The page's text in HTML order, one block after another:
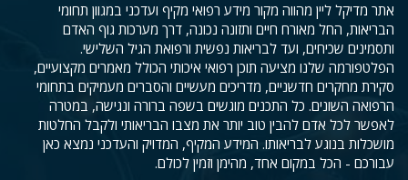
אתר מדיקל ליין מהווה מקור מידע רפואי מקיף ועדכני במגוון תחומי
הבריאות, החל מאורח חיים ותזונה נכונה, דרך מערכות גוף האדם
ותסמינים שכיחים, ועד לבריאות נפשית ורפואת הגיל השלישי.
הפלטפורמה שלנו מציעה תוכן רפואי איכותי הכולל מאמרים מקצועיים,
סקירת מחקרים חדשניים, מדריכים מעשיים והסברים מעמיקים בתחומי
הרפואה השונים. כל התכנים מוגשים בשפה ברורה ונגישה, במטרה
לאפשר לכל אדם להבין טוב יותר את מצבו הבריאותי ולקבל החלטות
מושכלות בנוגע לבריאותו. המידע המקיף, המדויק והעדכני נמצא כאן
עבורכם - הכל במקום אחד, מהימן וזמין לכולם.